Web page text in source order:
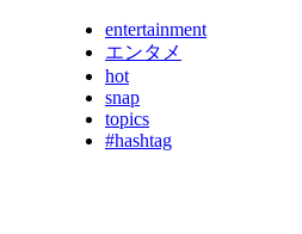
entertainment
エンタメ
hot
snap
topics
#hashtag